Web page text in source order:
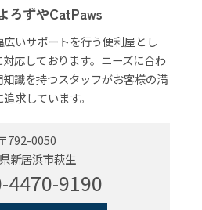
ろずやCatPaws
いサポートを行う便利屋とし
応しております。ニーズに合わ
識を持つスタッフがお客様の満
求しています。
792-0050
新居浜市萩生
4470-9190